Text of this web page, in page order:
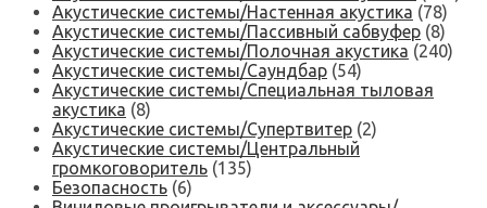
Акустические системы/Настенная акустика (78)
Акустические системы/Пассивный сабвуфер (8)
Акустические системы/Полочная акустика (240)
Акустические системы/Саундбар (54)
Акустические системы/Специальная тыловая
акустика (8)
Акустические системы/Супертвитер (2)
Акустические системы/Центральный
громкоговоритель (135)
Безопасность (6)